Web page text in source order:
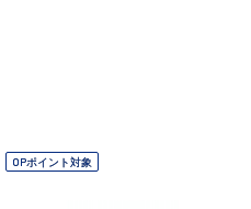
OPポイント対象